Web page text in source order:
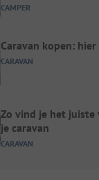
CAMPER
CARAVAN
Caravan kopen:
CARAVAN
Zo vind je het
je caravan